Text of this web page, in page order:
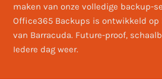
maken van onze volledige backup-
Office365 Backups is ontwikkeld
van Barracuda. Future-proof,
Iedere dag weer.